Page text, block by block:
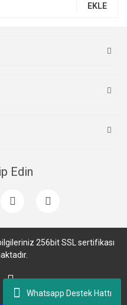
Whatsapp Destek Hattı
EKLE
Edin
256bit SSL sertifikası